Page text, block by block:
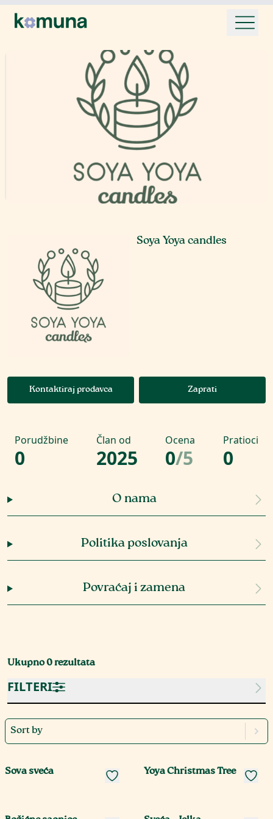
Soya Yoya candles
Kontaktiraj prodavca Zaprati
Porudžbine
0
Član od
2025
Ocena
0/5
Pratioci
0
O nama
Politika poslovanja
Povraćaj i zamena
Ukupno0rezultata
FILTERI
Sort by
Sova sveća Yoya Christmas Tree